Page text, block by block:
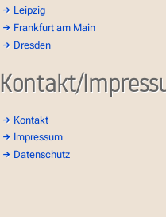
Leipzig
Frankfurt am Main
Dresden
Kontakt/
Kontakt
Impressum
Datenschutz